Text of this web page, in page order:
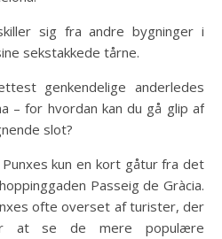
sig fra andre bygninger i
sekstakkede tårne.
genkendelige anderledes
– for hvordan kan du gå glip af
slot?
kun en kort gåtur fra det
Passeig de Gràcia.
ofte overset af turister, der
at se de mere populære